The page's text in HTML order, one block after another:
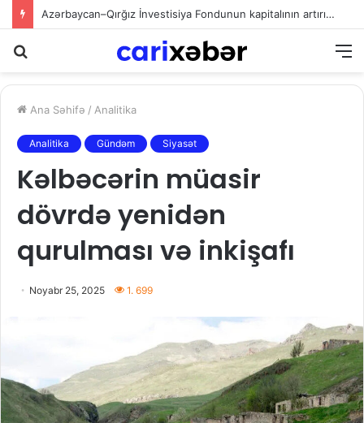
Sədərəkdən Culfaya icra başçısı göndərildi
Ana Səhifə / Analitika
Analitika Gündəm Siyasət
Kəlbəcərin müasir
dövrdə yenidən
qurulması və inkişafı
Noyabr 25, 2025 1. 699